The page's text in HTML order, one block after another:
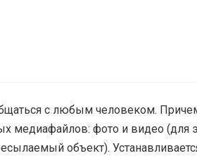
с любым человеком.
медиафайлов: фото и видео (для
объект).